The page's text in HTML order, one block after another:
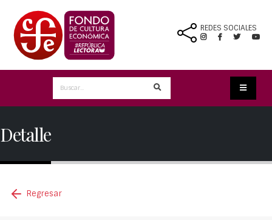
REDES SOCIALES
Detalle
Regresar